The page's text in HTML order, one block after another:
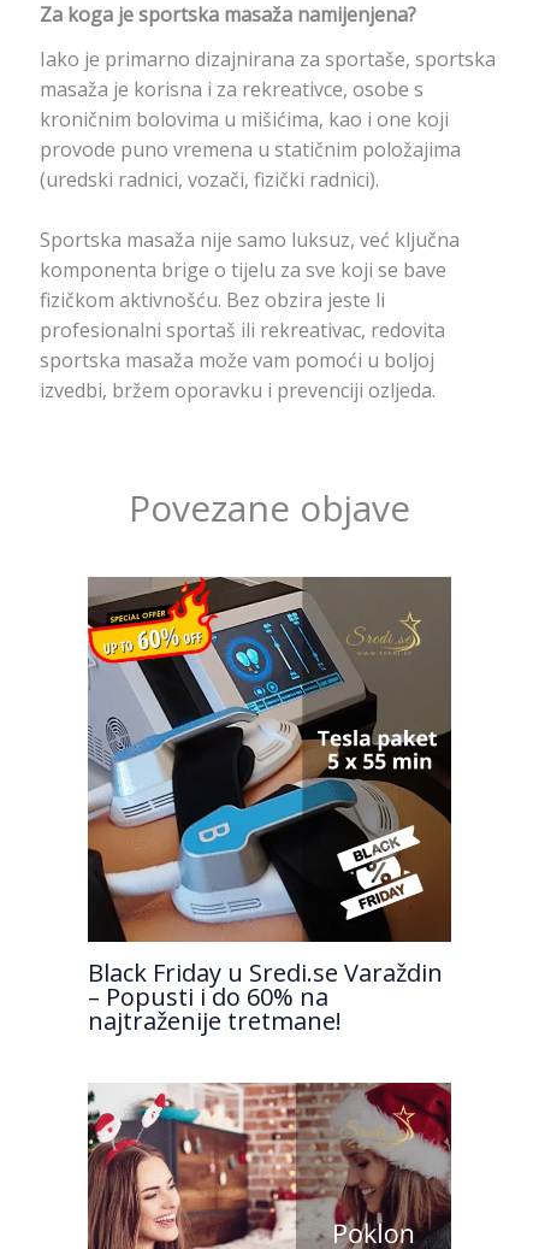
Za koga je sportska masaža namijenjena?
Iako je primarno dizajnirana za sportaše, sportska
masaža je korisna i za rekreativce, osobe s
kroničnim bolovima u mišićima, kao i one koji
provode puno vremena u statičnim položajima
(uredski radnici, vozači, fizički radnici).
Sportska masaža nije samo luksuz, već ključna
komponenta brige o tijelu za sve koji se bave
fizičkom aktivnošću. Bez obzira jeste li
profesionalni sportaš ili rekreativac, redovita
sportska masaža može vam pomoći u boljoj
izvedbi, bržem oporavku i prevenciji ozljeda.
Povezane objave
Black Friday u Sredi.se Varaždin
– Popusti i do 60% na
najtraženije tretmane!